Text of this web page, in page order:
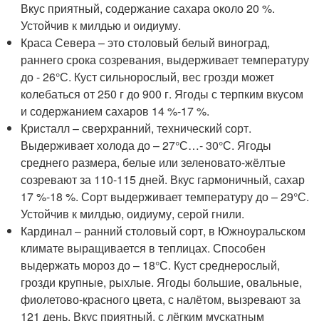
Вкус приятный, содержание сахара около 20 %.
Устойчив к милдью и оидиуму.
Краса Севера – это столовый белый виноград,
раннего срока созревания, выдерживает температуру
до - 26°С. Куст сильнорослый, вес грозди может
колебаться от 250 г до 900 г. Ягоды с терпким вкусом
и содержанием сахаров 14 %-17 %.
Кристалл – сверхранний, технический сорт.
Выдерживает холода до – 27°С…- 30°С. Ягоды
среднего размера, белые или зеленовато-жёлтые
созревают за 110-115 дней. Вкус гармоничный, сахар
17 %-18 %. Сорт выдерживает температуру до – 29°С.
Устойчив к милдью, оидиуму, серой гнили.
Кардинал – ранний столовый сорт, в Южноуральском
климате выращивается в теплицах. Способен
выдержать мороз до – 18°С. Куст среднерослый,
грозди крупные, рыхлые. Ягоды большие, овальные,
фиолетово-красного цвета, с налётом, вызревают за
121 день. Вкус приятный, с лёгким мускатным